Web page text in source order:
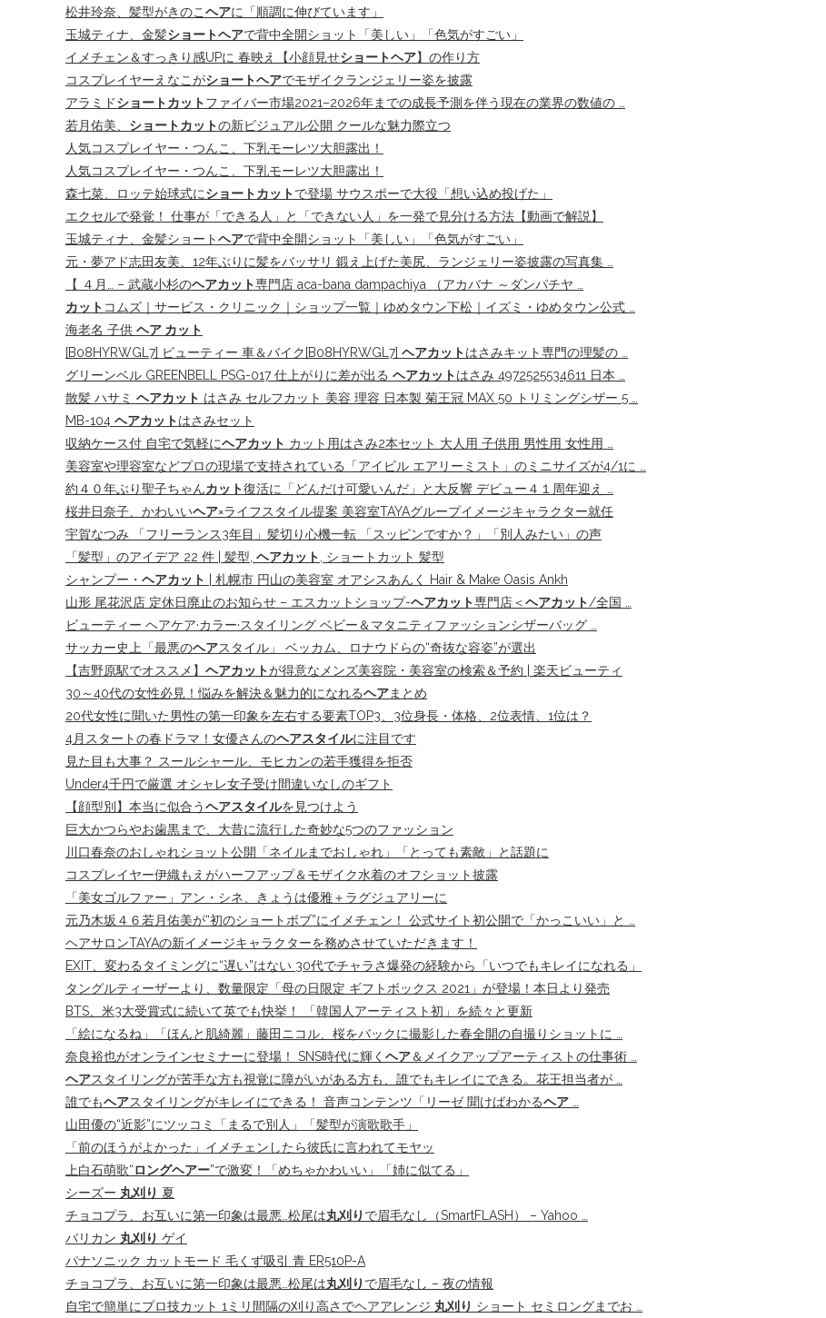
松井玲奈、髪型がきのこヘアに「順調に伸びています」
玉城ティナ、金髪ショートヘアで背中全開ショット「美しい」「色気がすごい」
イメチェン＆すっきり感UPに 春映え【小顔見せショートヘア】の作り方
コスプレイヤーえなこがショートヘアでモザイクランジェリー姿を披露
アラミドショートカットファイバー市場2021–2026年までの成長予測を伴う現在の業界の数値の …
若月佑美、 ショートカットの新ビジュアル公開 クールな魅力際立つ
人気コスプレイヤー・つんこ、下乳モーレツ大胆露出！
人気コスプレイヤー・つんこ、下乳モーレツ大胆露出！
森七菜、ロッテ始球式にショートカットで登場 サウスポーで大役「想い込め投げた」
エクセルで発覚！ 仕事が「できる人」と「できない人」を一発で見分ける方法【動画で解説】
玉城ティナ、金髪ショートヘアで背中全開ショット「美しい」「色気がすごい」
元・夢アド志田友美、12年ぶりに髪をバッサリ 鍛え上げた美尻、ランジェリー姿披露の写真集 …
【 ４月… – 武蔵小杉のヘアカット専門店 aca-bana dampachiya （アカバナ ～ダンパチヤ …
カット コムズ｜サービス・クリニック｜ショップ一覧｜ゆめタウン下松｜イズミ・ゆめタウン公式 …
海老名 子供 ヘア カット
[B08HYRWGL7] ビューティー 車＆バイク[B08HYRWGL7] ヘアカットはさみキット専門の理髪の …
グリーンベル GREENBELL PSG-017 仕上がりに差が出る ヘアカットはさみ 4972525534611 日本 …
散髪 ハサミ ヘアカット はさみ セルフカット 美容 理容 日本製 菊王冠 MAX 50 トリミングシザー 5 …
MB-104 ヘアカットはさみセット
収納ケース付 自宅で気軽にヘアカット カット用はさみ2本セット 大人用 子供用 男性用 女性用 …
美容室や理容室などプロの現場で支持されている「アイビル エアリーミスト」のミニサイズが4/1に …
約４０年ぶり聖子ちゃんカット復活に「どんだけ可愛いんだ」と大反響 デビュー４１周年迎え …
桜井日奈子、かわいいヘア×ライフスタイル提案 美容室TAYAグループイメージキャラクター就任
宇賀なつみ 「フリーランス3年目」髪切り心機一転 「スッピンですか？」「別人みたい」の声
「髪型」のアイデア 22 件 | 髪型, ヘアカット, ショートカット 髪型
シャンプー・ ヘアカット
| 札幌市 円山の美容室 オアシスあんく Hair & Make Oasis Ankh
山形 尾花沢店 定休日廃止のお知らせ – エスカットショップ-ヘアカット専門店＜ヘアカット/全国 …
ビューティー ヘアケア·カラー·スタイリング ベビー＆マタニティファッションシザーバッグ …
サッカー史上「最悪のヘアスタイル」 ベッカム、ロナウドらの“奇抜な容姿”が選出
【吉野原駅でオススメ】 ヘアカットが得意なメンズ美容院・美容室の検索＆予約 | 楽天ビューティ
30～40代の女性必見！悩みを解決＆魅力的になれるヘアまとめ
20代女性に聞いた男性の第一印象を左右する要素TOP3、3位身長・体格、2位表情、1位は？
4月スタートの春ドラマ！女優さんのヘアスタイルに注目です
見た目も大事？ スールシャール、モヒカンの若手獲得を拒否
Under4千円で厳選 オシャレ女子受け間違いなしのギフト
【顔型別】本当に似合うヘアスタイルを見つけよう
巨大かつらやお歯黒まで、大昔に流行した奇妙な5つのファッション
川口春奈のおしゃれショット公開「ネイルまでおしゃれ」「とっても素敵」と話題に
コスプレイヤー伊織もえがハーフアップ＆モザイク水着のオフショット披露
「美女ゴルファー」アン・シネ、きょうは優雅＋ラグジュアリーに
元乃木坂４６若月佑美が“初のショートボブ”にイメチェン！ 公式サイト初公開で「かっこいい」と …
ヘアサロンTAYAの新イメージキャラクターを務めさせていただきます！
EXIT、変わるタイミングに“遅い”はない 30代でチャラさ爆発の経験から「いつでもキレイになれる」
タングルティーザーより、数量限定「母の日限定 ギフトボックス 2021」が登場！本日より発売
BTS、米3大受賞式に続いて英でも快挙！ 「韓国人アーティスト初」を続々と更新
「絵になるね」「ほんと肌綺麗」藤田ニコル、桜をバックに撮影した春全開の自撮りショットに …
奈良裕也がオンラインセミナーに登場！ SNS時代に輝く ヘア＆メイクアップアーティストの仕事術 …
ヘアスタイリングが苦手な方も視覚に障がいがある方も、誰でもキレイにできる。花王担当者が …
誰でもヘアスタイリングがキレイにできる！ 音声コンテンツ「リーゼ 聞けばわかるヘア …
山田優の“近影”にツッコミ「まるで別人」「髪型が演歌歌手」
「前のほうがよかった」イメチェンしたら彼氏に言われてモヤッ
上白石萌歌“ロングヘアー”で激変！「めちゃかわいい」「姉に似てる」
シーズー 丸刈り 夏
チョコプラ、お互いに第一印象は最悪…松尾は丸刈り で眉毛なし（SmartFLASH） – Yahoo …
バリカン 丸刈り ゲイ
パナソニック カットモード 毛くず吸引 青 ER510P-A
チョコプラ、お互いに第一印象は最悪…松尾は丸刈り で眉毛なし – 夜の情報
自宅で簡単にプロ技カット 1ミリ間隔の刈り高さでヘアアレンジ 丸刈り ショート セミロングまでお …